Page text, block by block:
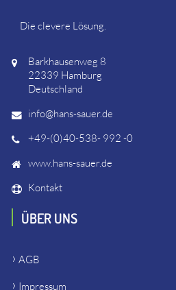
Die clevere Lösung.
Barkhausenweg 8
22339 Hamburg
Deutschland
info@hans-sauer.de
+49-(0)40-538- 992 -0
www.hans-sauer.de
Kontakt
ÜBER UNS
AGB
Impressum